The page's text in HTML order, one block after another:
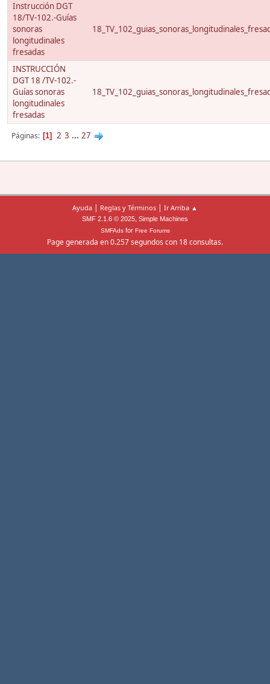
Instrucción DGT
18/TV-102.-Guías
sonoras
longitudinales
fresadas
INSTRUCCIÓN
DGT 18 /TV-102.-
Guías sonoras
longitudinales
fresadas
Páginas 1 2 3 ... 27
Ayuda | Reglas y Términos | Ir Arriba ▲
SMF 2.1.6 © 2025, Simple Machines
SMFAdsfor Free Forums
Page generada en 0.257 segundos con 18 consultas.